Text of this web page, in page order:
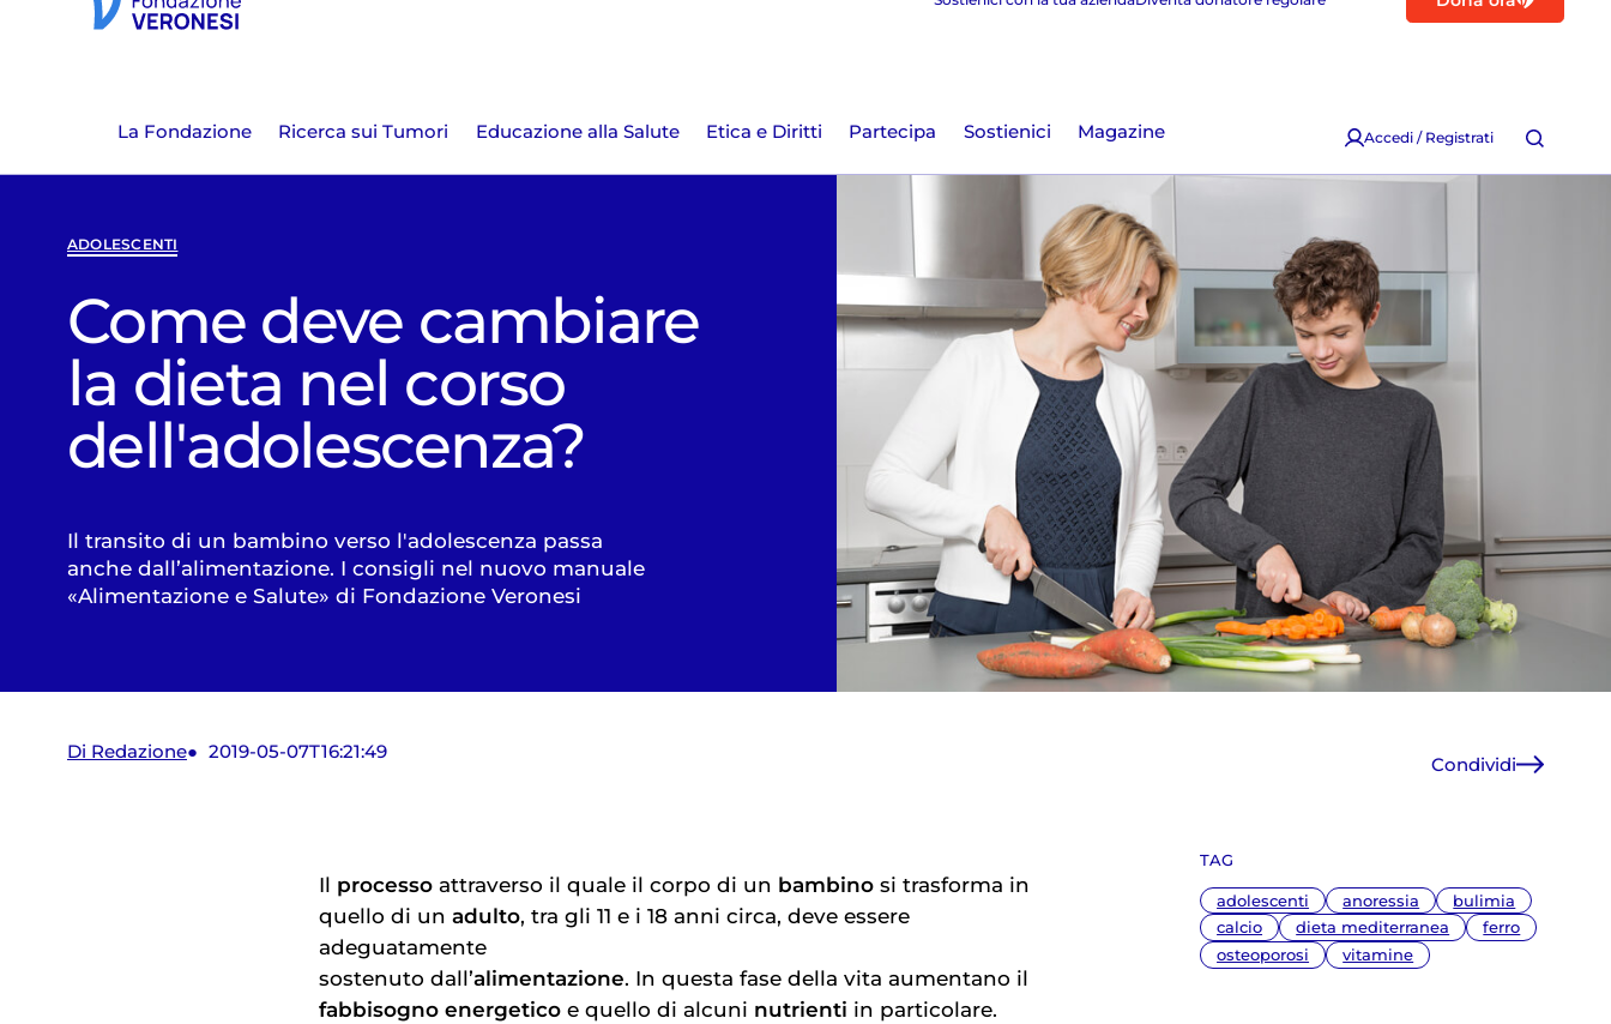
La Fondazione Ricerca sui Tumori Educazione alla Salute Etica e Diritti Partecipa Sostienici Magazine Accedi / Registrati
ADOLESCENTI
Come deve cambiare
la dieta nel corso
dell'adolescenza?
Il transito di un bambino verso l'adolescenza passa
anche dall’alimentazione. I consigli nel nuovo manuale
«Alimentazione e Salute» di Fondazione Veronesi
Di Redazione 2019-05-07T16:21:49
Condividi
E-Mail
Copia link
TAG
adolescenti anoressia
bulimia
calcio
dieta mediterranea
ferro
osteoporosi
vitamine
Il processo attraverso il quale il corpo di un bambino si trasforma in
quello di un adulto, tra gli 11 e i 18 anni circa, deve essere
adeguatamente
sostenuto dall’alimentazione. In questa fase della vita aumentano il
fabbisogno energetico e quello di alcuni nutrienti in particolare.